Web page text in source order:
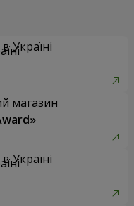
Україні
магазин
Україні